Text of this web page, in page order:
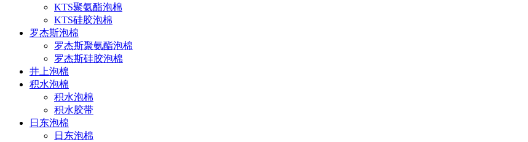
KTS聚氨酯泡棉
KTS硅胶泡棉
罗杰斯泡棉
罗杰斯聚氨酯泡棉
罗杰斯硅胶泡棉
井上泡棉
积水泡棉
积水泡棉
积水胶带
日东泡棉
日东泡棉